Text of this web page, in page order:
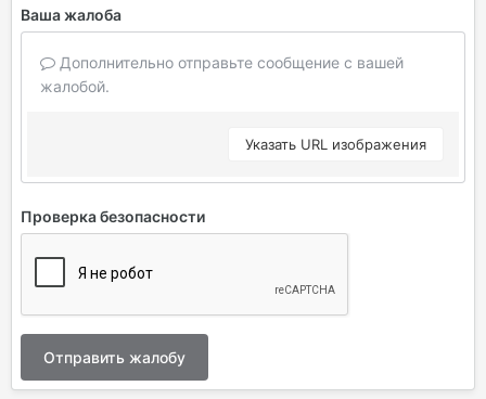
Ваша жалоба
Дополнительно отправьте сообщение с вашей
жалобой.
Указать URL изображения
Проверка безопасности
Отправить жалобу